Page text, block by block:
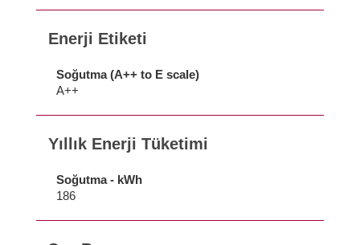
Enerji Etiketi
Soğutma (A++ to E scale)
A++
Yıllık Enerji Tüketimi
Soğutma - kWh
186